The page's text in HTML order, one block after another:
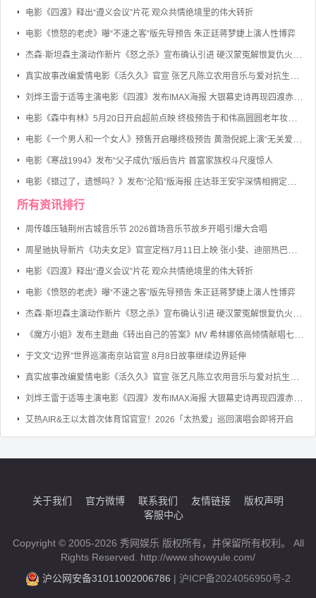
电影《四渡》释出“遵义会议”片花 观众共情绝境里的伟大转折
电影《愤怒的老虎》曝“不速之客”版先导预告 朱正廷蒋梦婕上演人性博弈
电影《寒战1994》发布“父子成仇”版后告片 首富家族权斗尺度惊人
所有资讯排行
周传雄压轴荆州古城音乐节 2026首场音乐节故乡开唱引爆大合唱
电影《四渡》释出“遵义会议”片花 观众共情绝境里的伟大转折
电影《愤怒的老虎》曝“不速之客”版先导预告 朱正廷蒋梦婕上演人性博弈
于文文“边界”世界巡演南京站官宣 8月8日故事继续边界延伸
艾热AIR&王以太首次体育馆官宣！2026「太热爱」巡回演唱会即将开启
关于我们 官方微博 联系我们 友情链接
版权声明
客服中心
Copyright © 2005-2026 秀网娱乐 版权所有，并保留所有权利。 All
Rights Reserved. http://www.showyule.com/
沪公网安备31011002006786 | 沪ICP备2024056950号-2